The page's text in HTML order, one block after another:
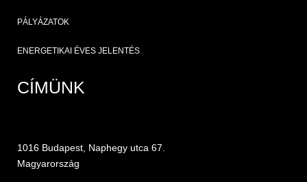
PÁLYÁZATOK
ENERGETIKAI ÉVES JELENTÉS
CÍMÜNK
1016 Budapest, Naphegy utca 67.
Magyarország